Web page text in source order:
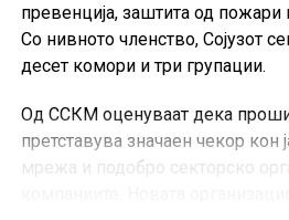
превенција, заштита од
Со нивното членство, Сојузот
десет комори и три групации.
Од ССКМ оценуваат дека
претставува значаен чекор кон
мрежа и подобро секторско